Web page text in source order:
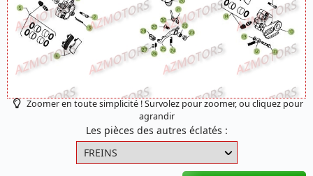
Zoomer en toute simplicité ! Survolez pour zoomer, ou cliquez pour
agrandir
Les pièces des autres éclatés :